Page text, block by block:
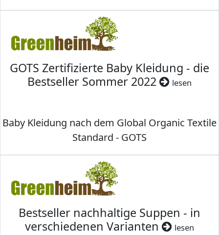
GOTS Zertifizierte Baby Kleidung - die
Bestseller Sommer 2022
lesen
Baby Kleidung nach dem Global Organic Textile
Standard - GOTS
Bestseller nachhaltige Suppen - in
verschiedenen Varianten
lesen